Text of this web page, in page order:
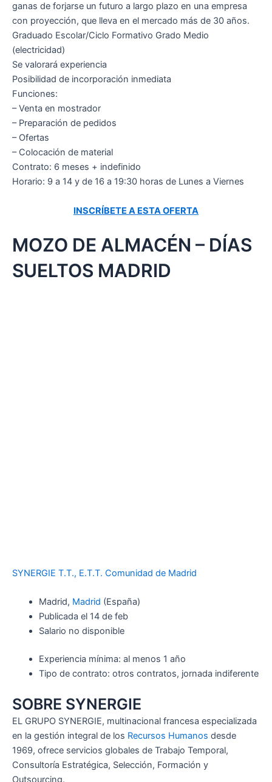
ganas de forjarse un futuro a largo plazo en una empresa
con proyección, que lleva en el mercado más de 30 años.
Graduado Escolar/Ciclo Formativo Grado Medio
(electricidad)
Se valorará experiencia
Posibilidad de incorporación inmediata
Funciones:
– Venta en mostrador
– Preparación de pedidos
– Ofertas
– Colocación de material
Contrato: 6 meses + indefinido
Horario: 9 a 14 y de 16 a 19:30 horas de Lunes a Viernes
INSCRÍBETE A ESTA OFERTA
MOZO DE ALMACÉN – DÍAS
SUELTOS MADRID
SYNERGIE T.T., E.T.T. Comunidad de Madrid
Madrid, Madrid (España)
Publicada el 14 de feb
Salario no disponible
Experiencia mínima: al menos 1 año
Tipo de contrato: otros contratos, jornada indiferente
SOBRE SYNERGIE
EL GRUPO SYNERGIE, multinacional francesa especializada
en la gestión integral de los Recursos Humanos desde
1969, ofrece servicios globales de Trabajo Temporal,
Consultoría Estratégica, Selección, Formación y
Outsourcing.